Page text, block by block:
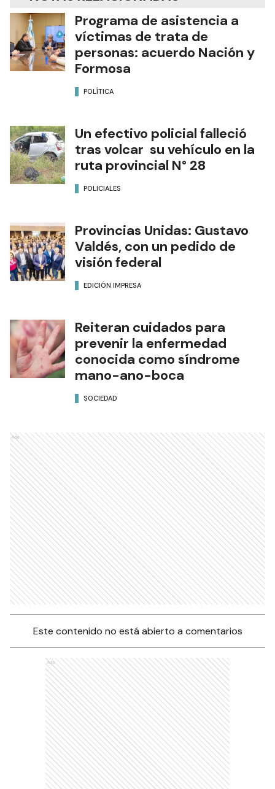
Programa de asistencia a
víctimas de trata de
personas: acuerdo Nación y
Formosa
POLÍTICA
Un efectivo policial falleció
tras volcar su vehículo en la
ruta provincial N° 28
POLICIALES
Provincias Unidas: Gustavo
Valdés, con un pedido de
visión federal
EDICIÓN IMPRESA
Reiteran cuidados para
prevenir la enfermedad
conocida como síndrome
mano-ano-boca
SOCIEDAD
Ads
Este contenido no está abierto a comentarios
Ads